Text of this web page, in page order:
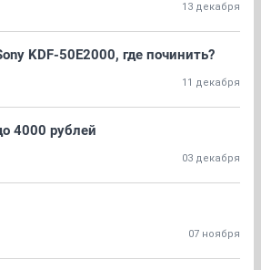
13 декабря
KDF-50E2000, где починить?
11 декабря
4000 рублей
03 декабря
07 ноября